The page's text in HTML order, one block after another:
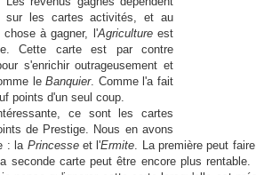
sur les cartes activités, et au
à gagner, l'Agricultureest
Cette carte est par contre
s'enrichir outrageusement et
leBanquier. Comme l'a fait
points d'un seul coup.
ce sont les cartes
de Prestige. Nous en avons
: la Princesseet l'Ermite. La première peut
seconde carte peut être encore plus